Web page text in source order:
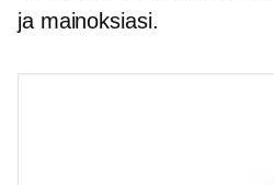
ja mainoksiasi.